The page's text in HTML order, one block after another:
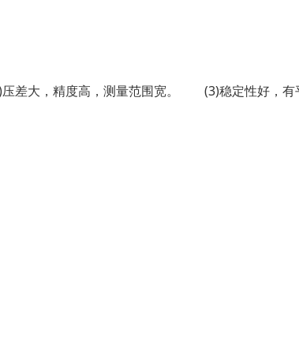
大，精度高，测量范围宽。 (3)稳定性好，有